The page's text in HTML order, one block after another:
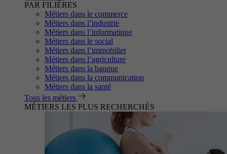
PAR FILIÈRES
Métiers dans le commerce
Métiers dans l’industrie
Métiers dans l’informatique
Métiers dans le social
Métiers dans l’immobilier
Métiers dans l’agriculture
Métiers dans la banque
Métiers dans la communication
Métiers dans la santé
Tous les métiers
MÉTIERS LES PLUS RECHERCHÉS